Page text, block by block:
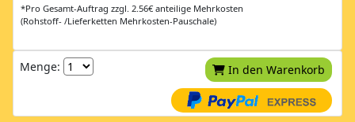
*Pro Gesamt-Auftrag zzgl. 2.56€ anteilige Mehrkosten
(Rohstoff- /Lieferketten Mehrkosten-Pauschale)
Menge: In den Warenkorb